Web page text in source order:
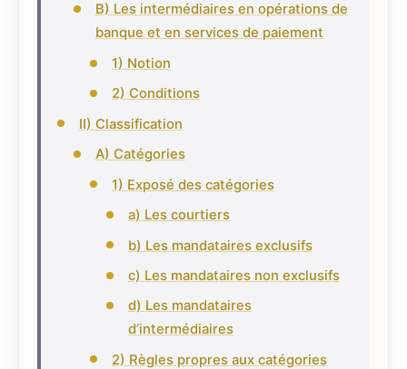
B) Les intermédiaires en opérations de
banque et en services de paiement
1) Notion
2) Conditions
II) Classification
A) Catégories
1) Exposé des catégories
a) Les courtiers
b) Les mandataires exclusifs
c) Les mandataires non exclusifs
d) Les mandataires
d’intermédiaires
2) Règles propres aux catégories